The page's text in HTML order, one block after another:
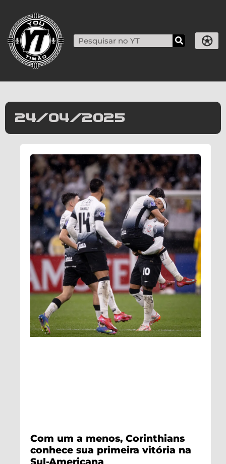
24/04/2025
Com um a menos, Corinthians
conhece sua primeira vitória na
Sul-Americana